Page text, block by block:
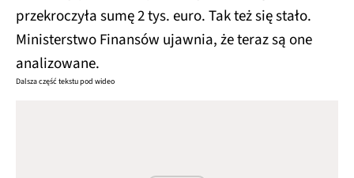
przekroczyła sumę 2 tys. euro. Tak też się stało.
Ministerstwo Finansów ujawnia, że teraz są one
analizowane.
Dalsza część tekstu pod wideo